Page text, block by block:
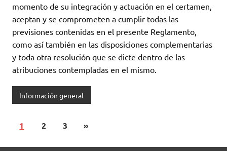
momento de su integración y actuación en el certamen,
aceptan y se comprometen a cumplir todas las
previsiones contenidas en el presente Reglamento,
como así también en las disposiciones complementarias
y toda otra resolución que se dicte dentro de las
atribuciones contempladas en el mismo.
Información general
1 2 3 »